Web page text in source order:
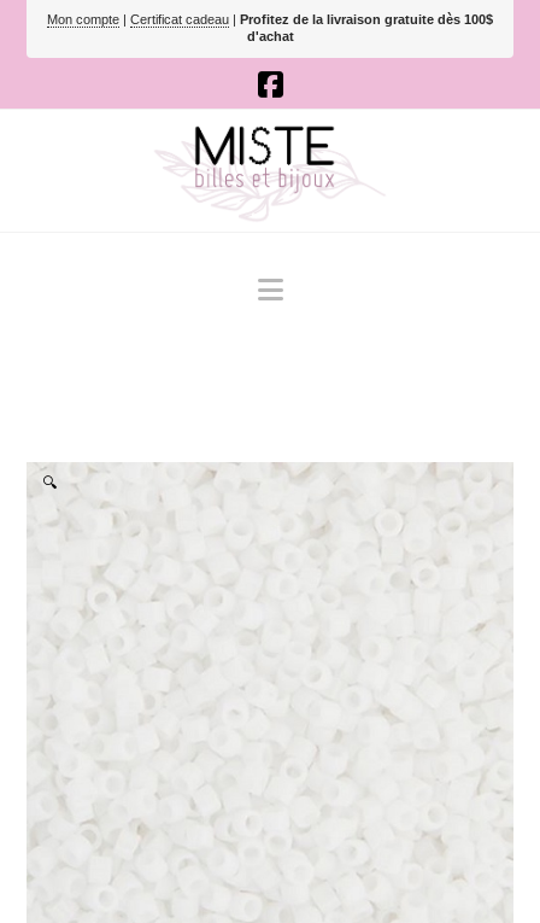
Mon compte | Certificat cadeau | Profitez de la livraison gratuite dès 100$
d'achat
Navigation
🔍